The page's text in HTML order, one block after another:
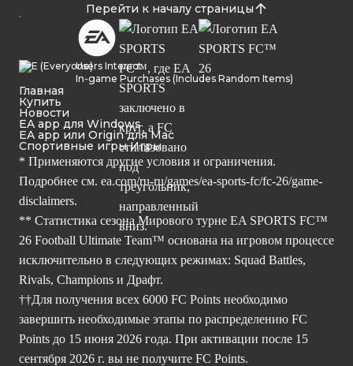
Перейти к началу страницы
Users Interact
In-game Purchases (Includes Random Items)
Главная
Купить
Новости
EA app для Windows
EA app или Origin для Mac
Спортивные игры Игры
* Применяются другие условия и ограничения.
Подробнее см. ea.com/ru-ru/games/ea-sports-fc/fc-26/game-
disclaimers.
** Статистика сезона Мирового турне EA SPORTS FC™
26 Football Ultimate Team™ основана на игровом процессе
исключительно в следующих режимах: Squad Battles,
Rivals, Champions и Драфт.
††Для получения всех 6000 FC Points необходимо
завершить необходимые этапы по распределению FC
Points до 15 июня 2026 года. При активации после 15
сентября 2026 г. вы не получите FC Points.